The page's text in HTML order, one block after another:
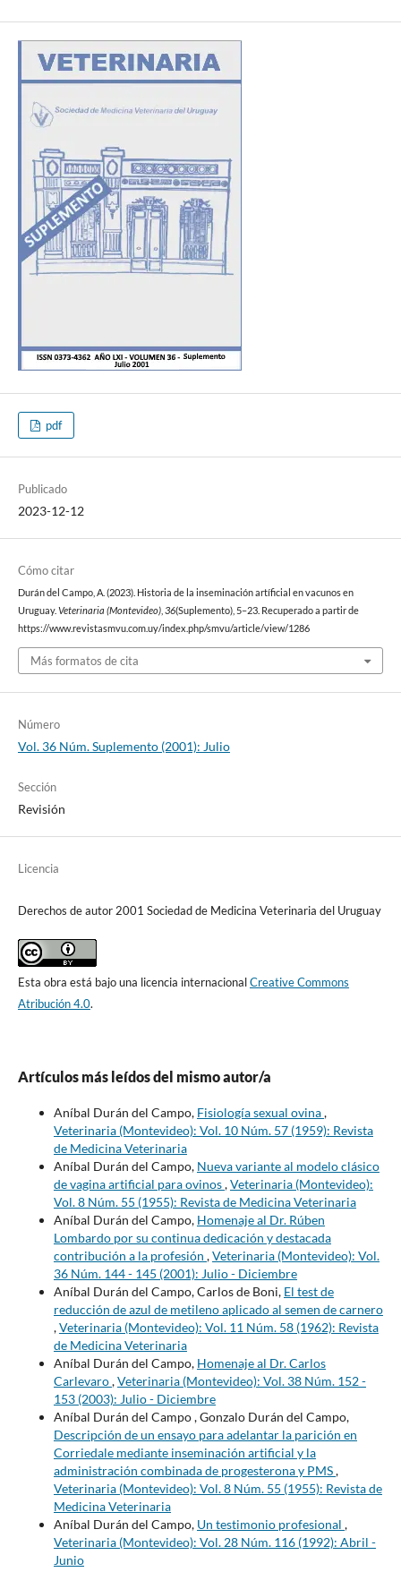
pdf
Publicado
2023-12-12
Cómo citar
Durán del Campo, A. (2023). Historia de la inseminación artíficial en vacunos en
Uruguay. Veterinaria (Montevideo), 36(Suplemento), 5–23. Recuperado a partir de
https://www.revistasmvu.com.uy/index.php/smvu/article/view/1286
Más formatos de cita
Número
Vol. 36 Núm. Suplemento (2001): Julio
Sección
Revisión
Licencia
Derechos de autor 2001 Sociedad de Medicina Veterinaria del Uruguay
Esta obra está bajo una licencia internacionalCreative Commons
Atribución 4.0.
Artículos más leídos del mismo autor/a
Aníbal Durán del Campo, Fisiología sexual ovina,
Veterinaria (Montevideo): Vol. 10 Núm. 57 (1959): Revista
de Medicina Veterinaria
Aníbal Durán del Campo, Nueva variante al modelo clásico
de vagina artificial para ovinos,Veterinaria (Montevideo):
Vol. 8 Núm. 55 (1955): Revista de Medicina Veterinaria
Aníbal Durán del Campo, Homenaje al Dr. Rúben
Lombardo por su continua dedicación y destacada
contribución a la profesión ,Veterinaria (Montevideo): Vol.
36 Núm. 144 - 145 (2001): Julio - Diciembre
Aníbal Durán del Campo, Carlos de Boni, El test de
reducción de azul de metileno aplicado al semen de carnero
,Veterinaria (Montevideo): Vol. 11 Núm. 58 (1962): Revista
de Medicina Veterinaria
Aníbal Durán del Campo, Homenaje al Dr. Carlos
Carlevaro,Veterinaria (Montevideo): Vol. 38 Núm. 152 -
153 (2003): Julio - Diciembre
Aníbal Durán del Campo , Gonzalo Durán del Campo,
Descripción de un ensayo para adelantar la parición en
Corriedale mediante inseminación artificial y la
administración combinada de progesterona y PMS,
Veterinaria (Montevideo): Vol. 8 Núm. 55 (1955): Revista de
Medicina Veterinaria
Aníbal Durán del Campo, Un testimonio profesional ,
Veterinaria (Montevideo): Vol. 28 Núm. 116 (1992): Abril -
Junio